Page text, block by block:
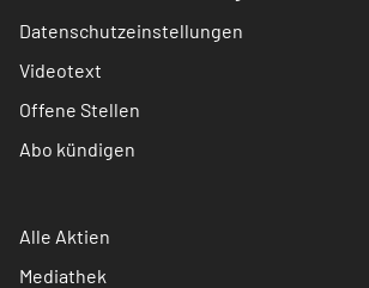
Datenschutzeinstellungen
Videotext
Offene Stellen
Abo kündigen
Alle Aktien
Mediathek